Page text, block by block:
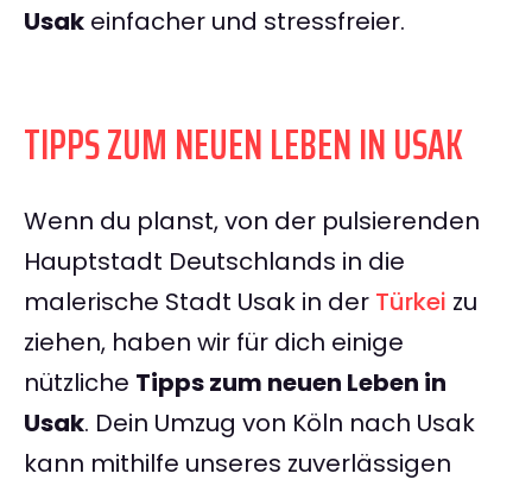
Usak einfacher und stressfreier.
TIPPS ZUM NEUEN LEBEN IN USAK
Wenn du planst, von der pulsierenden
Hauptstadt Deutschlands in die
malerische Stadt Usak in der Türkei zu
ziehen, haben wir für dich einige
nützliche Tipps zum neuen Leben in
Usak. Dein Umzug von Köln nach Usak
kann mithilfe unseres zuverlässigen